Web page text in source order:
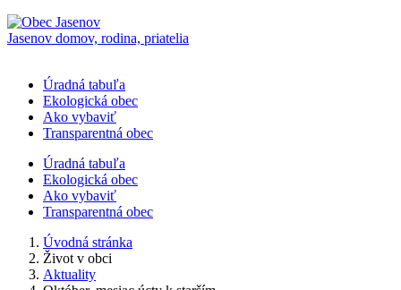
Jasenov domov, rodina, priatelia
Úradná tabuľa
Ekologická obec
Ako vybaviť
Transparentná obec
Úradná tabuľa
Ekologická obec
Ako vybaviť
Transparentná obec
Úvodná stránka
Život v obci
Aktuality